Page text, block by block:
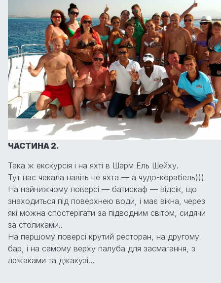
ЧАСТИНА 2.
Така ж екскурсія і на яхті в Шарм Ель Шейху.
Тут нас чекала навіть не яхта — а чудо-корабель)))
На найнижчому поверсі — батискаф — відсік, що
знаходиться під поверхнею води, і має вікна, через
які можна спостерігати за підводним світом, сидячи
за столиками..
На першому поверсі крутий ресторан, на другому
бар, і на самому верху палуба для засмагання, з
лежаками та джакузі…